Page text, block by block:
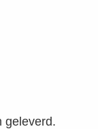
geleverd.